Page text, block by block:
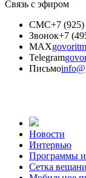
Связь с эфиром
СМС+7
Звонок+7
MAX
Telegram
Письмо
Новости
Интервью
Программы
Сетка